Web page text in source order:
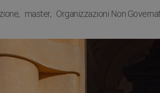
master Organizzazioni Non